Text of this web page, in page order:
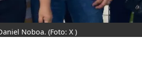
Noboa. (Foto: X )